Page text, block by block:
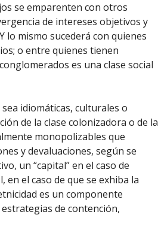
se emparenten con otros
de intereses objetivos y
lo mismo sucederá con quienes
o entre quienes tienen
es una clase social
idiomáticas, culturales o
de la clase colonizadora o de la
monopolizables que
y devaluaciones, según se
un “capital” en el caso de
el caso de que se exhiba la
es un componente
de contención,